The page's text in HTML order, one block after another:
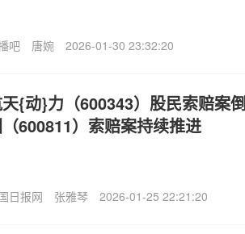
吧 唐婉 2026-01-30 23:32:20
{动}力（600343）股民索赔案
600811）索赔案持续推进
日报网 张雅琴 2026-01-25 22:21:20